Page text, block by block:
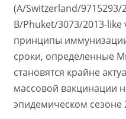
(A/Switzerland/9715293/
B/Phuket/3073/2013-
принципы
сроки, определенные
становятся крайне
массовой вакцинации
эпидемическом сезоне